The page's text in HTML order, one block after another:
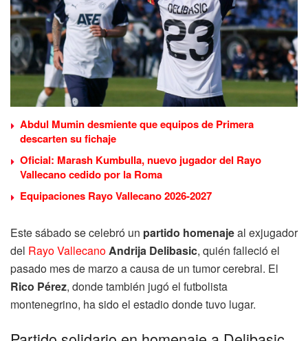
Abdul Mumin desmiente que equipos de Primera
descarten su fichaje
Oficial: Marash Kumbulla, nuevo jugador del Rayo
Vallecano cedido por la Roma
Equipaciones Rayo Vallecano 2026-2027
Este sábado se celebró un partido homenajeal exjugador
del Rayo VallecanoAndrija Delibasic, quién falleció el
pasado mes de marzo a causa de un tumor cerebral. El
Rico Pérez, donde también jugó el futbolista
montenegrino, ha sido el estadio donde tuvo lugar.